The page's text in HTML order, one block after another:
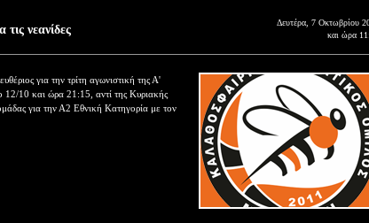
νεανίδες
Δευτέρα, 7 Οκτωβρίου
και ώρα
για την τρίτη αγωνιστική της Α'
12/10 και ώρα 21:15, αντί της Κυριακής
για την Α2 Εθνική Κατηγορία με τον